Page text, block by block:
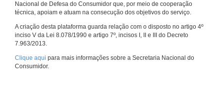
Nacional de Defesa do Consumidor que, por meio de cooperação
técnica, apoiam e atuam na consecução dos objetivos do serviço.
A criação desta plataforma guarda relação com o disposto no artigo 4º
inciso V da Lei 8.078/1990 e artigo 7º, incisos I, II e III do Decreto
7.963/2013.
Clique aqui para mais informações sobre a Secretaria Nacional do
Consumidor.